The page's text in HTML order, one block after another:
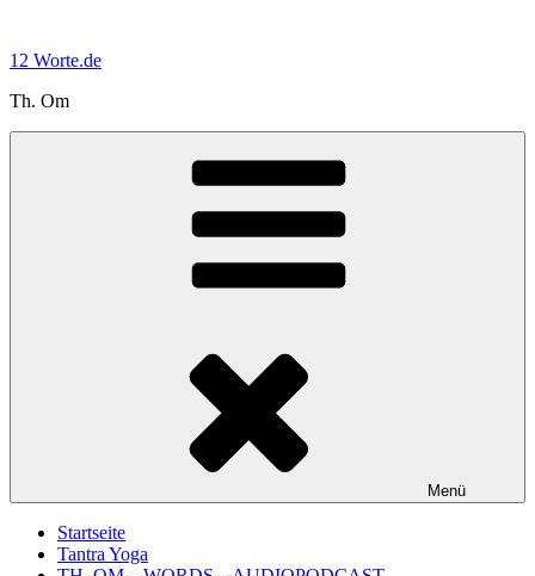
springen
12 Worte.de
Th. Om
Menü
Startseite
Tantra Yoga